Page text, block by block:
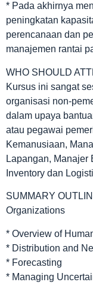
* Pada akhirnya
peningkatan
perencanaan dan
manajemen rantai
WHO SHOULD
Kursus ini sangat
organisasi non-
dalam upaya
atau pegawai
Kemanusiaan,
Lapangan, Manajer
Inventory dan
SUMMARY
Organizations
* Overview of
* Distribution and
* Forecasting
* Managing